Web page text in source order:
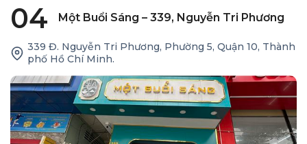
04 Một Buổi Sáng – 339, Nguyễn Tri Phương
339 Đ. Nguyễn Tri Phương, Phường 5, Quận 10, Thành
phố Hồ Chí Minh.